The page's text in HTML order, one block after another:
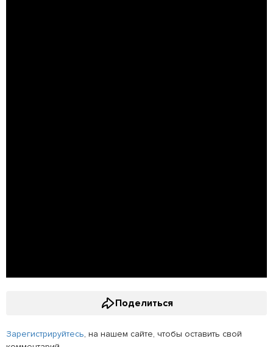
Поделиться
Зарегистрируйтесь, на нашем сайте, чтобы оставить свой